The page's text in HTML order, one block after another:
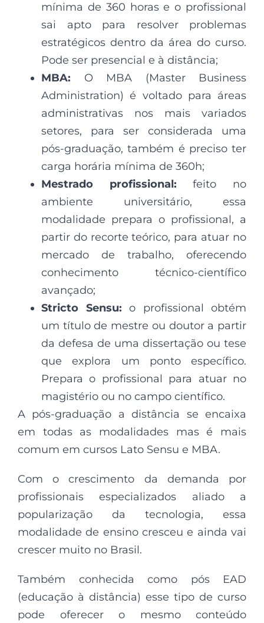
mínima de 360 horas e o profissional
sai apto para resolver problemas
estratégicos dentro da área do curso.
Pode ser presencial e à distância;
MBA: O MBA (Master Business
Administration) é voltado para áreas
administrativas nos mais variados
setores, para ser considerada uma
pós-graduação, também é preciso ter
carga horária mínima de 360h;
Mestrado profissional: feito no
ambiente universitário, essa
modalidade prepara o profissional, a
partir do recorte teórico, para atuar no
mercado de trabalho, oferecendo
conhecimento técnico-científico
avançado;
Stricto Sensu: o profissional obtém
um título de mestre ou doutor a partir
da defesa de uma dissertação ou tese
que explora um ponto específico.
Prepara o profissional para atuar no
magistério ou no campo científico.
A pós-graduação a distância se encaixa
em todas as modalidades mas é mais
comum em cursos Lato Sensu e MBA.
Com o crescimento da demanda por
profissionais especializados aliado a
popularização da tecnologia, essa
modalidade de ensino cresceu e ainda vai
crescer muito no Brasil.
Também conhecida como pós EAD
(educação à distância) esse tipo de curso
pode oferecer o mesmo conteúdo